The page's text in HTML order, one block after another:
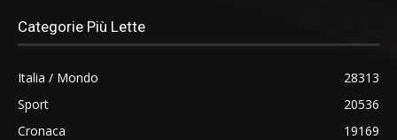
Categorie Più Lette
Italia / Mondo
28313
Sport
20536
Cronaca
19169